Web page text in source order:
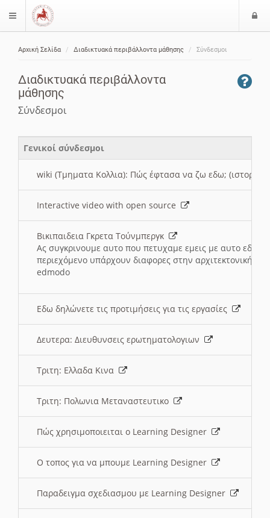
$langMenu
Αρχική Σελίδα Διαδικτυακά περιβάλλοντα μάθησης Σύνδεσμοι
Διαδικτυακά περιβάλλοντα
μάθησης
Σύνδεσμοι
Γενικοί σύνδεσμοι
wiki (Τμηματα Κολλια): Πώς έφτασα να ζω εδω; (ιστορια)
Interactive video with open source
Βικιπαιδεια Γκρετα Τούνμπεργκ
Ας συγκρινουμε αυτο που πετυχαμε εμεις με αυτο εδω
περιεχόμενο υπάρχουν διαφορες στην αρχιτεκτονική
edmodo
Εδω δηλώνετε τις προτιμήσεις για τις εργασίες
Δευτερα: Διευθυνσεις ερωτηματολογιων
Τριτη: Ελλαδα Κινα
Τριτη: Πολωνια Μεταναστευτικο
Πώς χρησιμοποιειται ο Learning Designer
O τοπος για να μπουμε Learning Designer
Παραδειγμα σχεδιασμου με Learning Designer